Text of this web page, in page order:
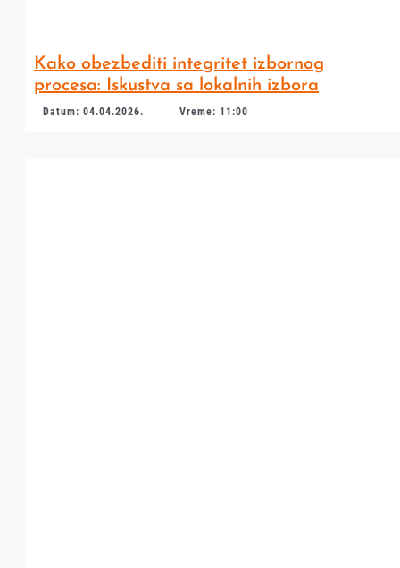
Kako obezbediti integritet izbornog
procesa: Iskustva sa lokalnih izbora
Datum: 04.04.2026. Vreme: 11:00